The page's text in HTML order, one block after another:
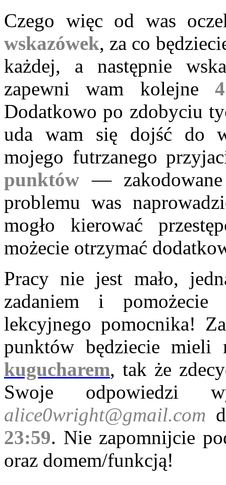
Czego więc od was
wskazówek, za co
każdej, a następnie
zapewni wam kolejne
Dodatkowo po zdobyciu
uda wam się dojść do
mojego futrzanego
punktów —
problemu was
mogło kierować
możecie otrzymać
Pracy nie jest mało,
zadaniem i
lekcyjnego pomocnika!
punktów będziecie mieli
kugucharem, tak że
Swoje odpowiedzi
alice0wright@gmail.com
23:59. Nie zapomnijcie
oraz domem/funkcją!